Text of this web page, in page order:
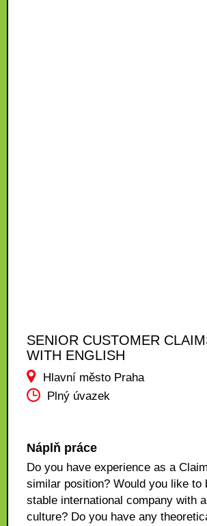
SENIOR CUSTOMER
WITH ENGLISH
Hlavní město Praha
Plný úvazek
Náplň práce
Do you have experience as a
similar position? Would you like to
stable international company with
culture? Do you have any